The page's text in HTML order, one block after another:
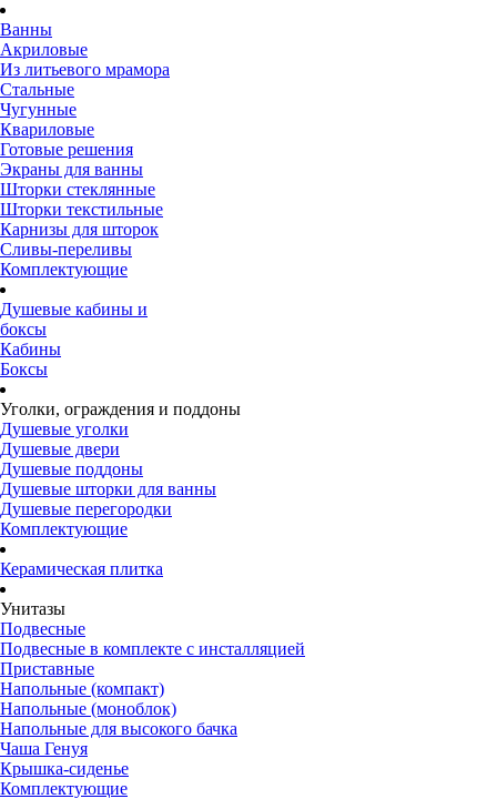
Ванны
Акриловые
Из литьевого мрамора
Стальные
Чугунные
Квариловые
Готовые решения
Экраны для ванны
Шторки стеклянные
Шторки текстильные
Карнизы для шторок
Сливы-переливы
Комплектующие
Душевые кабины и
боксы
Кабины
Боксы
Уголки, ограждения и поддоны
Душевые уголки
Душевые двери
Душевые поддоны
Душевые шторки для ванны
Душевые перегородки
Комплектующие
Керамическая плитка
Унитазы
Подвесные
Подвесные в комплекте с инсталляцией
Приставные
Напольные (компакт)
Напольные (моноблок)
Напольные для высокого бачка
Чаша Генуя
Крышка-сиденье
Комплектующие